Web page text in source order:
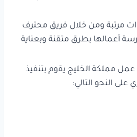
مرتبة ومن خلال فريق محترف
أعمالها بطرق متقنة وبعناية
عمل مملكة الخليج يقوم بتنفيذ
النحو التالي: